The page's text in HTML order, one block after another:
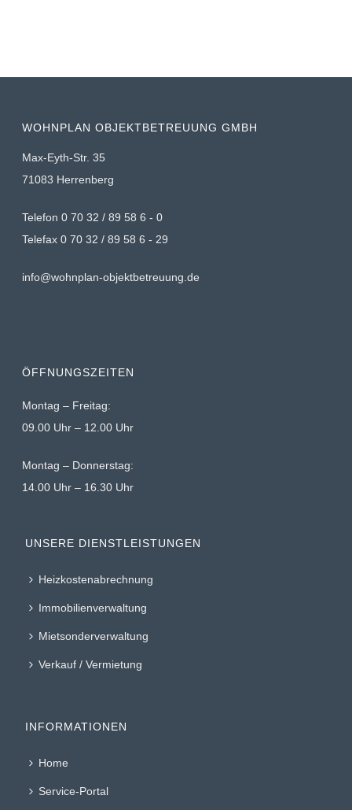
WOHNPLAN OBJEKTBETREUUNG GMBH
Max-Eyth-Str. 35
71083 Herrenberg
Telefon 0 70 32 / 89 58 6 - 0
Telefax 0 70 32 / 89 58 6 - 29
info@wohnplan-objektbetreuung.de
ÖFFNUNGSZEITEN
Montag – Freitag:
09.00 Uhr – 12.00 Uhr
Montag – Donnerstag:
14.00 Uhr – 16.30 Uhr
UNSERE DIENSTLEISTUNGEN
Heizkostenabrechnung
Immobilienverwaltung
Mietsonderverwaltung
Verkauf / Vermietung
INFORMATIONEN
Home
Service-Portal